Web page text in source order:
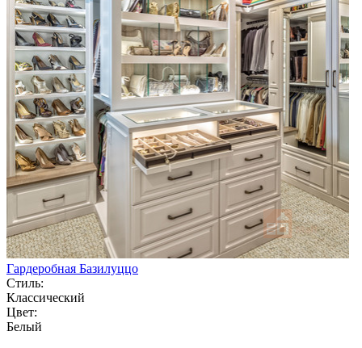
Гардеробная Базилуццо
Стиль:
Классический
Цвет:
Белый